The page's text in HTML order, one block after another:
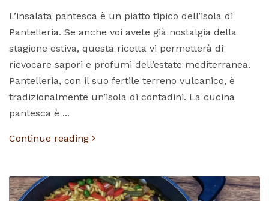
L’insalata pantesca è un piatto tipico dell’isola di
Pantelleria. Se anche voi avete già nostalgia della
stagione estiva, questa ricetta vi permetterà di
rievocare sapori e profumi dell’estate mediterranea.
Pantelleria, con il suo fertile terreno vulcanico, è
tradizionalmente un’isola di contadini. La cucina
pantesca è ...
Continue reading